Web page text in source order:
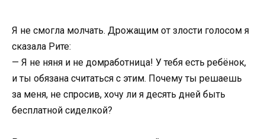
Я не смогла молчать. Дрожащим от злости голосом я
сказала Рите:
— Я не няня и не домработница! У тебя есть ребёнок,
и ты обязана считаться с этим. Почему ты решаешь
за меня, не спросив, хочу ли я десять дней быть
бесплатной сиделкой?